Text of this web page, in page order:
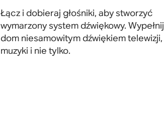
Łącz i dobieraj głośniki, aby stworzyć
wymarzony system dźwiękowy. Wypełnij
dom niesamowitym dźwiękiem telewizji,
muzyki i nie tylko.